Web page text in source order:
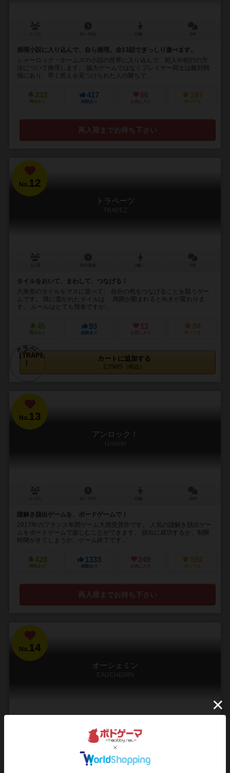
推理小説に入り込んで、自ら推理。全13話でぎっしり遊べます。
シャーロック・ホームズの小説の世界に入り込んで、犯人や犯行の方
法について推理します。 協力ゲームではなくプレイヤー同士は敵対関
係にあり、早く答えを見つけられた人の勝ちで...
233
興味あり
417
経験あり
66
お気に入り
297
持ってる
再入荷までお待ち下さい
No.12
トラペーツ
TRAPEZ
タイルをおいて、まわして、つなげる！
六角形のタイルをマスに並べて、 自分の色をつなげることを競うゲー
ムです。 既に置かれたタイルは、 周囲が囲まれると向きが変わりま
す。 ルールはとても簡単ですが...
45
興味あり
93
経験あり
13
お気に入り
94
持ってる
カートに追加する
2,750円（税込）
No.13
アンロック！
Unlock!
謎解き脱出ゲームを、ボードゲームで！
2017年のフランス年間ゲーム大賞受賞作です。 人気の謎解き脱出ゲー
ムをボードゲームで楽しむことができます。 脱出に成功するか、制限
時間がきてしまうか、ゲーム終了です...
428
興味あり
1333
経験あり
249
お気に入り
592
持ってる
再入荷までお待ち下さい
No.14
オーシェミン
EAUCHEMIN
60～80分 14歳～
フーヌ川が静かに流れるこの街では、全ての物流は船による運搬が欠
かせない。 河岸には鉄や石や布など、多岐にわたる産業が息づいてい